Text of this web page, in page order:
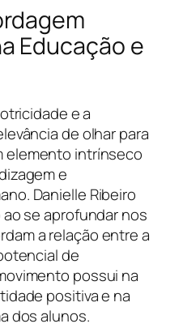
Educação e
e a
de olhar para
elemento intrínseco
e
Danielle Ribeiro
se aprofundar nos
a relação entre a
de
possui na
positiva e na
dos alunos.